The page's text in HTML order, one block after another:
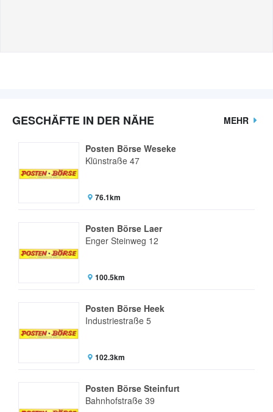
GESCHÄFTE IN DER NÄHE MEHR
Posten Börse Weseke
Klünstraße 47
76.1km
Posten Börse Laer
Enger Steinweg 12
100.5km
Posten Börse Heek
Industriestraße 5
102.3km
Posten Börse Steinfurt
Bahnhofstraße 39